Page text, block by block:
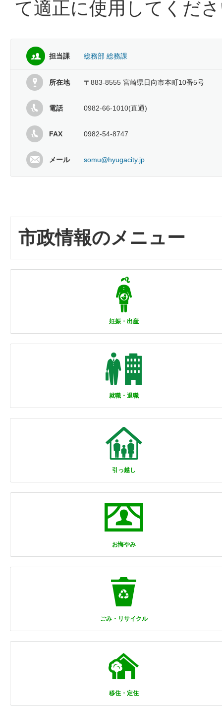
て適正に使用してくだ
担当課 総務部 総務課
所在地 〒883-8555 宮崎県日向市本町10番5号
電話 0982-66-1010(直通)
FAX 0982-54-8747
メール somu@hyugacity.jp
市政情報のメニュー
妊娠・出産
就職・退職
引っ越し
お悔やみ
ごみ・リサイクル
移住・定住